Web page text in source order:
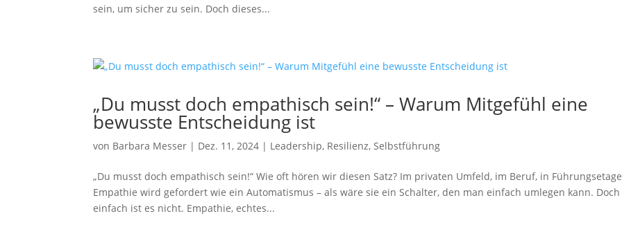
sein, um sicher zu sein. Doch dieses...
„Du musst doch empathisch sein!“ – Warum Mitgefühl eine
bewusste Entscheidung ist
von Barbara Messer | Dez. 11, 2024 | Leadership, Resilienz,Selbstführung
„Du musst doch empathisch sein!“ Wie oft hören wir diesen Satz? Im privaten Umfeld, im Beruf, in
Empathie wird gefordert wie ein Automatismus – als wäre sie ein Schalter, den man einfach umlegen kann. Doch
einfach ist es nicht. Empathie, echtes...